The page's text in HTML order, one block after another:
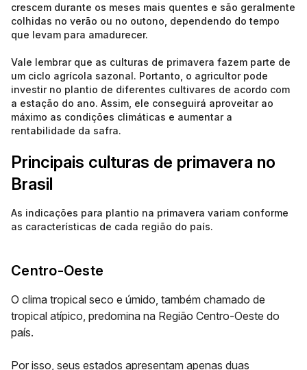
crescem durante os meses mais quentes e são geralmente
colhidas no verão ou no outono, dependendo do tempo
que levam para amadurecer.
Vale lembrar que as culturas de primavera fazem parte de
um ciclo agrícola sazonal. Portanto, o agricultor pode
investir no plantio de diferentes cultivares de acordo com
a estação do ano. Assim, ele conseguirá aproveitar ao
máximo as condições climáticas e aumentar a
rentabilidade da safra.
Principais culturas de primavera no
Brasil
As indicações para plantio na primavera variam conforme
as características de cada região do país.
Centro-Oeste
O clima tropical seco e úmido, também chamado de
tropical atípico, predomina na Região Centro-Oeste do
país.
Por isso, seus estados apresentam apenas duas